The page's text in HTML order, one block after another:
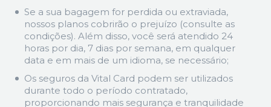
Se a sua bagagem for perdida ou extraviada,
nossos planos cobrirão o prejuízo (consulte as
condições). Além disso, você será atendido 24
horas por dia, 7 dias por semana, em qualquer
data e em mais de um idioma, se necessário;
Os seguros da Vital Card podem ser utilizados
durante todo o período contratado,
proporcionando mais segurança e tranquilidade